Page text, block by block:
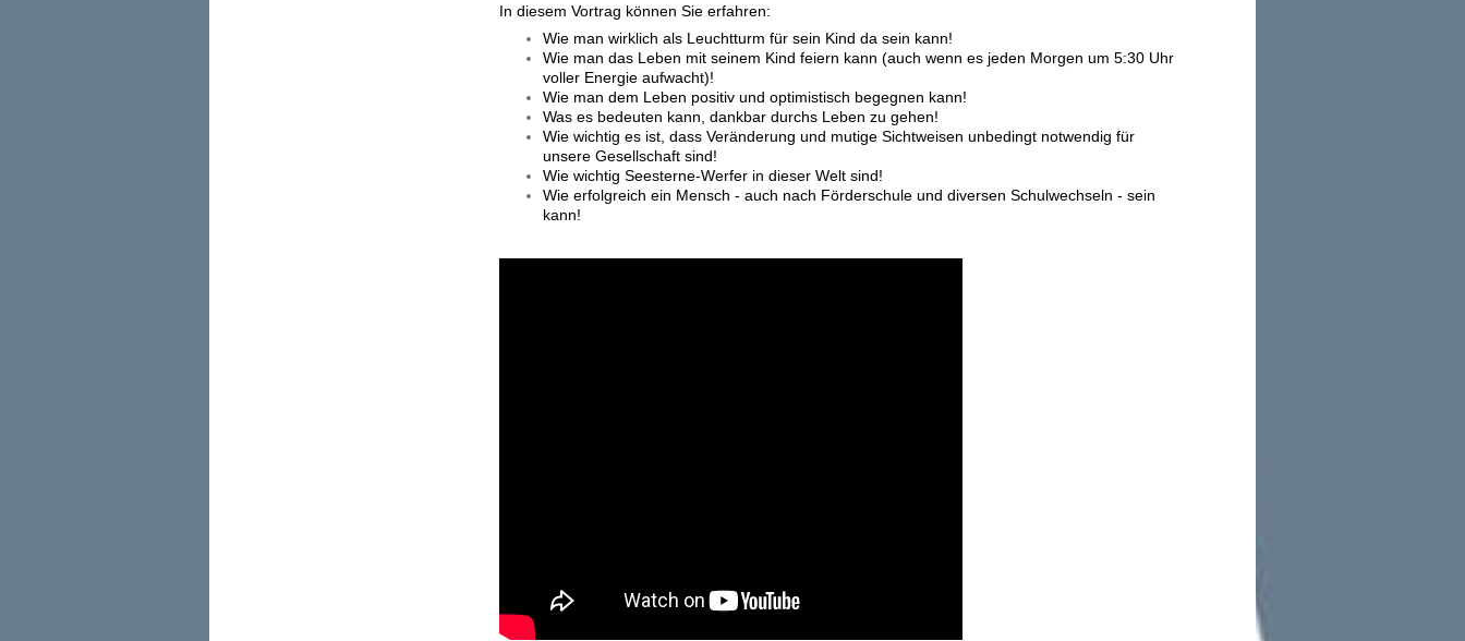
In diesem Vortrag können Sie erfahren:
Wie man wirklich als Leuchtturm für sein Kind da sein kann!
Wie man das Leben mit seinem Kind feiern kann (auch wenn es jeden Morgen um 5:30 Uhr
voller Energie aufwacht)!
Wie man dem Leben positiv und optimistisch begegnen kann!
Was es bedeuten kann, dankbar durchs Leben zu gehen!
Wie wichtig es ist, dass Veränderung und mutige Sichtweisen unbedingt notwendig für
unsere Gesellschaft sind!
Wie wichtig Seesterne-Werfer in dieser Welt sind!
Wie erfolgreich ein Mensch - auch nach Förderschule und diversen Schulwechseln - sein
kann!